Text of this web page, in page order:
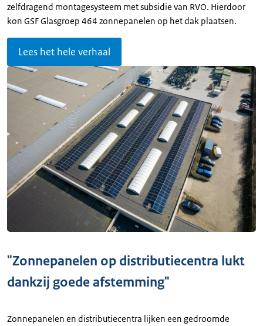
zelfdragend montagesysteem met subsidie van RVO. Hierdoor
kon GSF Glasgroep 464 zonnepanelen op het dak plaatsen.
Lees het hele verhaal
"Zonnepanelen op distributiecentra lukt
dankzij goede afstemming"
Zonnepanelen en distributiecentra lijken een gedroomde